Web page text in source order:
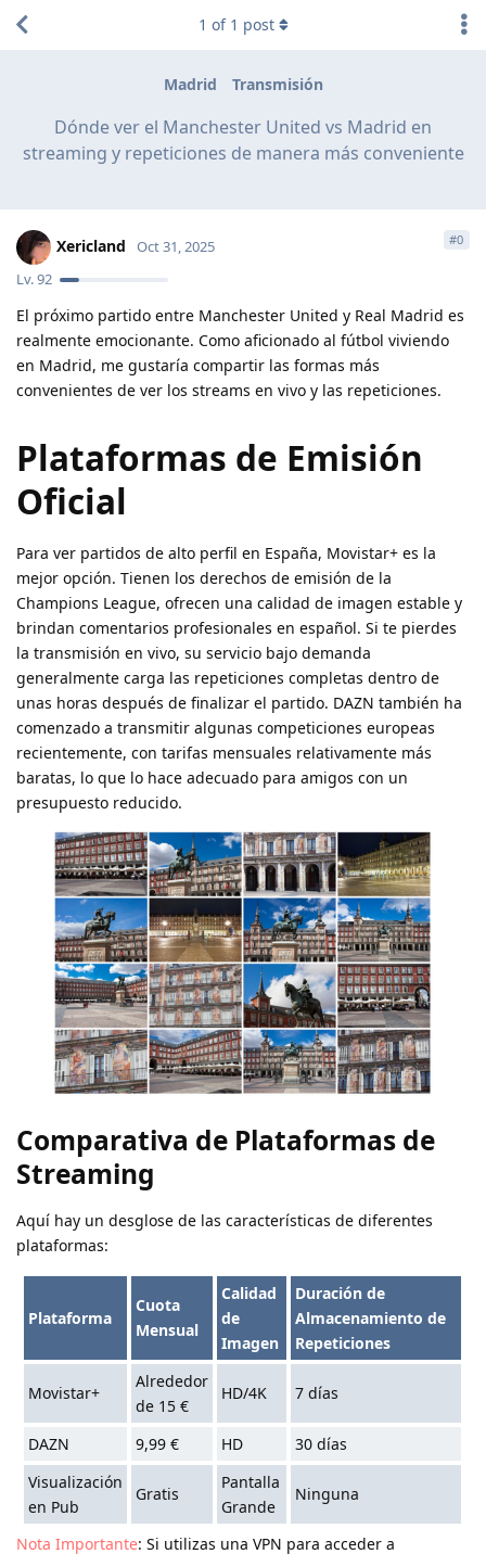
Madrid Transmisión
Dónde ver el Manchester United vs Madrid en
streaming y repeticiones de manera más conveniente
1 of 1 post
Xericland
Lv.92
Oct 31, 2025 #0
El próximo partido entre Manchester United y Real Madrid es
realmente emocionante. Como aficionado al fútbol viviendo
en Madrid, me gustaría compartir las formas más
convenientes de ver los streams en vivo y las repeticiones.
Plataformas de Emisión
Oficial
Para ver partidos de alto perfil en España, Movistar+ es la
mejor opción. Tienen los derechos de emisión de la
Champions League, ofrecen una calidad de imagen estable y
brindan comentarios profesionales en español. Si te pierdes
la transmisión en vivo, su servicio bajo demanda
generalmente carga las repeticiones completas dentro de
unas horas después de finalizar el partido. DAZN también ha
comenzado a transmitir algunas competiciones europeas
recientemente, con tarifas mensuales relativamente más
baratas, lo que lo hace adecuado para amigos con un
presupuesto reducido.
Comparativa de Plataformas de
Streaming
Aquí hay un desglose de las características de diferentes
plataformas:
Plataforma
Cuota
Mensual
Calidad
de
Imagen
Duración de
Almacenamiento de
Repeticiones
Movistar+
Alrededor
de 15 €
HD/4K 7 días
DAZN 9,99 € HD
30 días
Visualización
en Pub
Gratis
Pantalla
Grande
Ninguna
Nota Importante: Si utilizas una VPN para acceder a